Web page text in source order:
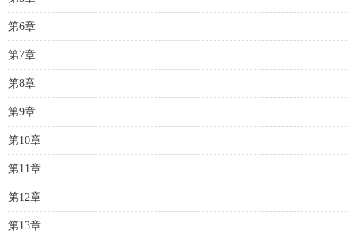
第6章
第7章
第8章
第9章
第10章
第11章
第12章
第13章